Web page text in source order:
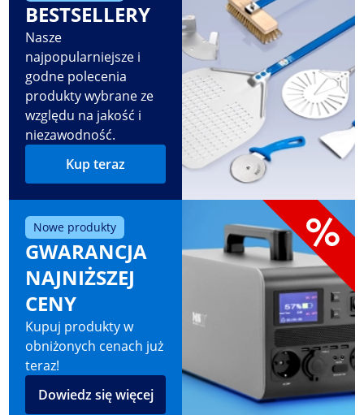
BESTSELLERY
Nasze
najpopularniejsze i
godne polecenia
produkty wybrane ze
względu na jakość i
niezawodność.
Kup teraz
Nowe produkty
GWARANCJA
NAJNIŻSZEJ
CENY
Kupuj produkty w
obniżonych cenach już
teraz!
Dowiedz się więcej